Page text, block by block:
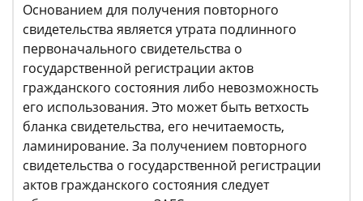
Основанием для получения повторного
свидетельства является утрата подлинного
первоначального свидетельства о
государственной регистрации актов
гражданского состояния либо невозможность
его использования. Это может быть ветхость
бланка свидетельства, его нечитаемость,
ламинирование. За получением повторного
свидетельства о государственной регистрации
актов гражданского состояния следует